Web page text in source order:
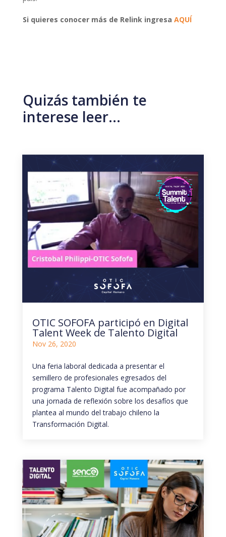
Si quieres conocer más de Relink ingresa AQUÍ
Quizás también te
interese leer…
OTIC SOFOFA participó en Digital
Talent Week de Talento Digital
Nov 26, 2020
Una feria laboral dedicada a presentar el
semillero de profesionales egresados del
programa Talento Digital fue acompañado por
una jornada de reflexión sobre los desafíos que
plantea al mundo del trabajo chileno la
Transformación Digital.